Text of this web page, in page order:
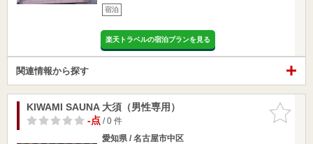
宿泊
楽天トラベルの宿泊プランを見る
関連情報から探す
お気に入
りに追加
KIWAMI SAUNA 大須（男性専用）
-点/ 0 件
愛知県 / 名古屋市中区